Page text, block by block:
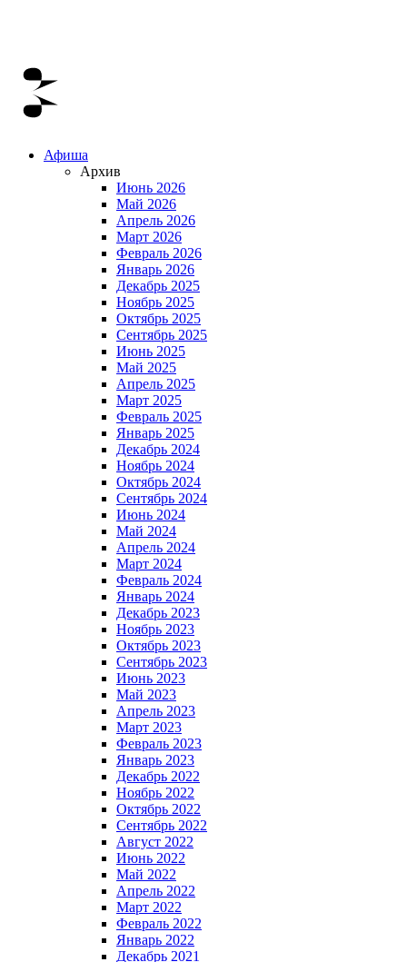
Афиша
Архив
Июнь 2026
Май 2026
Апрель 2026
Март 2026
Февраль 2026
Январь 2026
Декабрь 2025
Ноябрь 2025
Октябрь 2025
Сентябрь 2025
Июнь 2025
Май 2025
Апрель 2025
Март 2025
Февраль 2025
Январь 2025
Декабрь 2024
Ноябрь 2024
Октябрь 2024
Сентябрь 2024
Июнь 2024
Май 2024
Апрель 2024
Март 2024
Февраль 2024
Январь 2024
Декабрь 2023
Ноябрь 2023
Октябрь 2023
Сентябрь 2023
Июнь 2023
Май 2023
Апрель 2023
Март 2023
Февраль 2023
Январь 2023
Декабрь 2022
Ноябрь 2022
Октябрь 2022
Сентябрь 2022
Август 2022
Июнь 2022
Май 2022
Апрель 2022
Март 2022
Февраль 2022
Январь 2022
Декабрь 2021